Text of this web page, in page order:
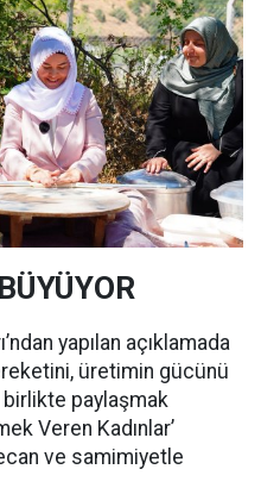
yapılan açıklamada
üretimin gücünü
birlikte paylaşmak
Veren Kadınlar’
ve samimiyetle